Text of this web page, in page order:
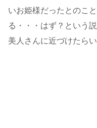
いお姫様だったとの
る・・・はず？という
美人さんに近づけたら